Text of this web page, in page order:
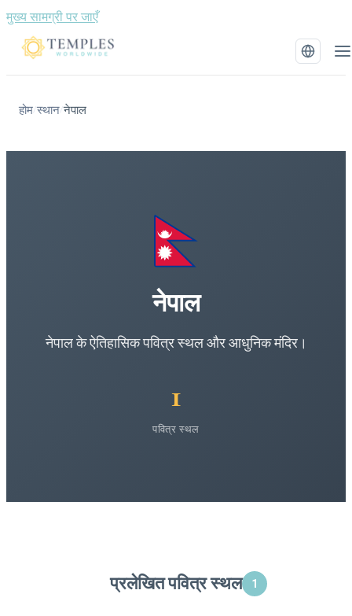
मुख्य सामग्री पर जाएँ
होम/स्थान/नेपाल
नेपाल
नेपाल के ऐतिहासिक पवित्र स्थल और आधुनिक मंदिर।
1
पवित्र स्थल
प्रलेखित पवित्र स्थल 1